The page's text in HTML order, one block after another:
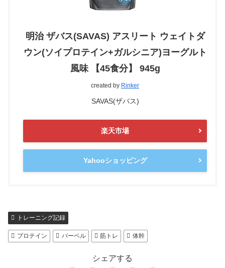
明治 ザバス(SAVAS) アスリート ウェイトダ
ウン(ソイプロテイン+ガルシニア)ヨーグルト
風味 【45食分】 945g
created by Rinker
SAVAS(ザバス)
楽天市場
Yahooショッピング
トレーニング記録
プロテイン バーベル 筋トレ 体幹
シェアする